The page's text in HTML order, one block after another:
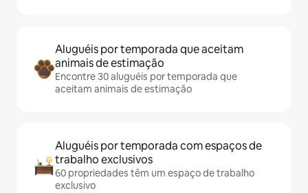
Aluguéis por temporada que aceitam
animais de estimação
Encontre 30 aluguéis por temporada que
aceitam animais de estimação
Aluguéis por temporada com espaços de
trabalho exclusivos
60 propriedades têm um espaço de trabalho
exclusivo